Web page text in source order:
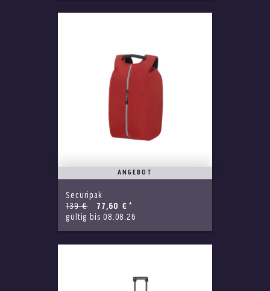
ANGEBOT
Securipak
139 €
77,60 € *
gültig bis 08.08.26